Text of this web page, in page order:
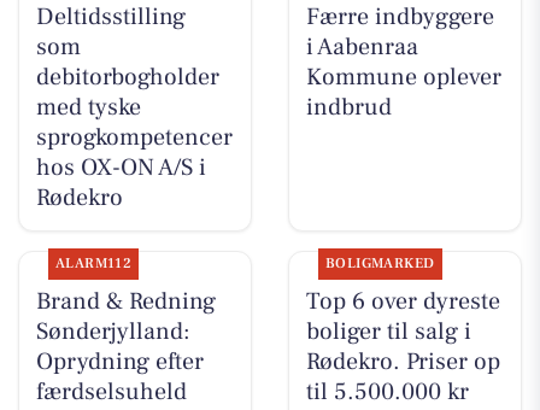
Deltidsstilling
som
debitorbogholder
med tyske
sprogkompetencer
hos OX-ON A/S i
Rødekro
Færre indbyggere
i Aabenraa
Kommune oplever
indbrud
ALARM112
Brand & Redning
Sønderjylland:
Oprydning efter
færdselsuheld
BOLIGMARKED
Top 6 over dyreste
boliger til salg i
Rødekro. Priser op
til 5.500.000 kr